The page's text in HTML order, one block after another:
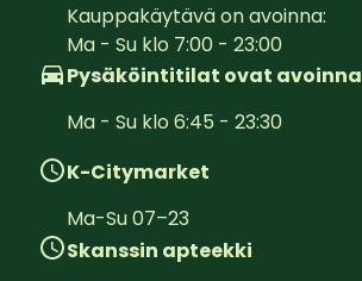
Kauppakäytävä on avoinna:
Ma - Su klo 7:00 - 23:00
Pysäköintitilat ovat avoinna
Ma - Su klo 6:45 - 23:30
K-Citymarket
Ma-Su07–23
Skanssin apteekki